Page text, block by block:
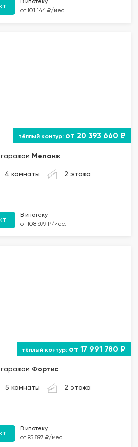
В ипотеку
от 101 144 ₽/мес.
от 20 393 660 ₽
Меланж
4 комнаты 2 этажа
В ипотеку
от 108 699 ₽/мес.
от 17 991 780 ₽
Фортис
5 комнаты 2 этажа
В ипотеку
от 95 897 ₽/мес.